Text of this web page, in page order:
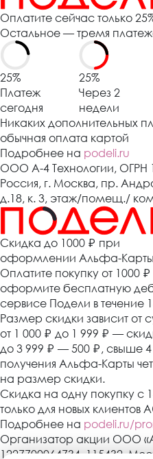
Оплатите сейчас только
Остальное — тремя
25%
Платеж
сегодня
25%
Через 2
недели
Никаких дополнительных
обычная оплата картой
Подробнее на podeli.ru
ООО А-4 Технологии, ОГРН
Россия, г. Москва, пр.
д.18, к. 3, этаж/помещ./
Cкидка до 1000 ₽ при
оформлении Альфа-Карты
Оплатите покупку от 1000 ₽
оформите бесплатную
сервисе Подели в течение
Размер скидки зависит от
от 1 000 ₽ до 1 999 ₽ —
до 3 999 ₽ — 500 ₽ , свыше
получения Альфа-Карты
на размер скидки.
Скидка на одну покупку с
только для новых
Подробнее на podeli.ru/
Организатор акции ООО
1227700064734, 115432,